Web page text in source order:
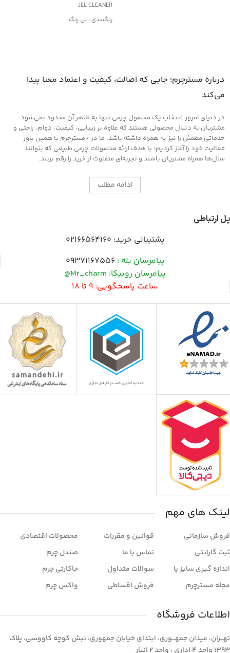
JEL CLEANER
رنگبندی : بی رنگ
درباره مسترچرم؛ جایی که اصالت، کیفیت و اعتماد معنا پیدا
می‌کند
در دنیای امروز، انتخاب یک محصول چرمی تنها به ظاهر آن محدود نمی‌شود.
مشتریان به دنبال محصولی هستند که علاوه بر زیبایی، کیفیت، دوام، راحتی و
خدماتی مطمئن را نیز به همراه داشته باشد. ما در *مسترچرم با همین باور
فعالیت خود را آغاز کردیم؛ با هدف ارائه محصولات چرمی طبیعی که بتوانند
سال‌ها همراه مشتریان باشند و تجربه‌ای متفاوت از خرید را رقم بزنند.
ادامه مطلب
پل ارتباطی
پشتیبانی خرید: 02166564160
پیامرسان بله : 09371167556
پیامرسان روبیکا: Mr_charm@
ساعت پاسخگویی: 9 تا 18
لینک های مهم
فروش سازمانی
ثبت گارانتی
اندازه گیری سایز پا
مجله مسترچرم
قوانین و مقررات
تماس با ما
سوالات متداول
فروش اقساطی
محصولات اقتصادی
صندل چرم
جاکارتی چرم
واکس چرم
اطلاعات فروشگاه
تهـــران، میدان جمهـــوری، ابتدای خیابان جمهوری، نبش کوچه کاووسی، پلاک
1393 واحد 4 اداری ، واحد 2 انبار